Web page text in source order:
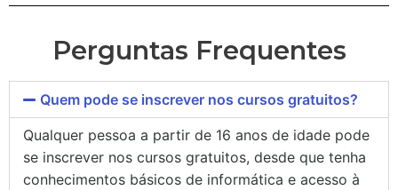
Perguntas Frequentes
Quem pode se inscrever nos cursos gratuitos?
Qualquer pessoa a partir de 16 anos de idade pode
se inscrever nos cursos gratuitos, desde que tenha
conhecimentos básicos de informática e acesso à